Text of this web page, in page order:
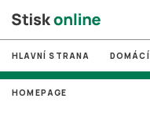
# MUNI
HLAVNÍ STRANA DOMÁCÍ
HOMEPAGE